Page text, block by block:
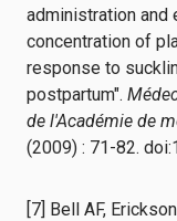
administration and
concentration of
response to
postpartum".
de l'Académie de
(2009) : 71-82.
[7] Bell AF,